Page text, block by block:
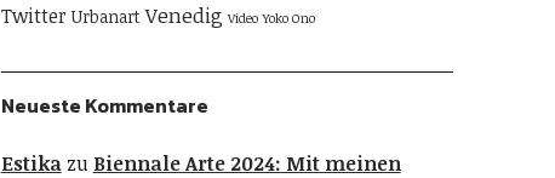
Twitter Urbanart Venedig Video Yoko Ono
Neueste Kommentare
Estikazu Biennale Arte 2024: Mit meinen